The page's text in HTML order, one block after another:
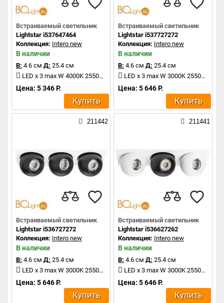
Встраиваемый светильник
Lightstar i537647464
Коллекция: Intero new
В наличии
В: 4.6 см Д: 25.4 см
LED x 3 max W 4000K 2550Lm
Цена: 5 346 Р.
Купить
Встраиваемый светильник
Lightstar i537727272
Коллекция: Intero new
В наличии
В: 4.6 см Д: 25.4 см
LED x 3 max W 3000K 2550Lm
Цена: 5 646 Р.
Купить
211442
Встраиваемый светильник
Lightstar i536727272
Коллекция: Intero new
В наличии
В: 4.6 см Д: 25.4 см
LED x 3 max W 3000K 2550Lm
Цена: 5 646 Р.
Купить
211441
Встраиваемый светильник
Lightstar i536627262
Коллекция: Intero new
В наличии
В: 4.6 см Д: 25.4 см
LED x 3 max W 3000K 2550Lm
Цена: 5 646 Р.
Купить